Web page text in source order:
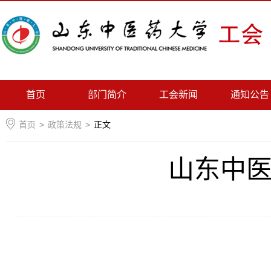
首页 部门简介 工会新闻 通知公告
首页 > 政策法规 > 正文
山东中